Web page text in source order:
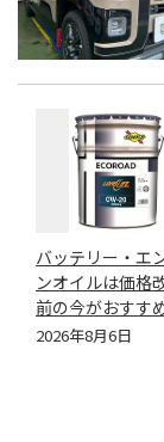
バッテリー・エ
ンオイルは価格
前の今がおすす
2026年8月6日